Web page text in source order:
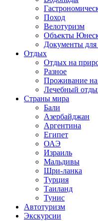
Поход
Велотуризм
Объекты
Документы для
Отдых
Отдых на
Разное
Проживание
Лечебный
Страны мира
Бали
Азербайджан
Аргентина
Египет
ОАЭ
Израиль
Мальдивы
Шри-ланка
Турция
Таиланд
Тунис
Автотуризм
Экскурсии